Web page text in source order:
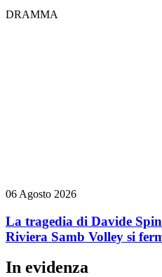
DRAMMA
06 Agosto 2026
La tragedia di Davide
Riviera Samb Volley si
In evidenza